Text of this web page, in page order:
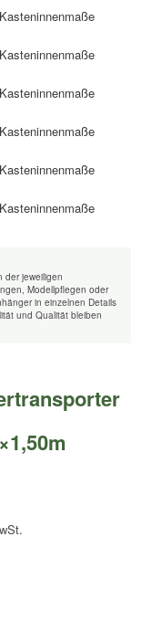
der jeweiligen
Modellpflegen oder
in einzelnen Details
und Qualität bleiben